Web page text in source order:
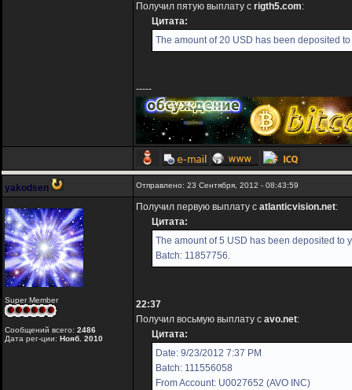
Получил пятую выплату с rigth5.com:
Цитата:
The amount of 20 USD has been deposited
-----
yakodsen Отправлено: 23 Сентября, 2012 - 08:43:59
Super Member
Сообщений всего: 2486
Дата рег-ции: Нояб. 2010
Получил первую выплату с atlanticvision.net:
Цитата:
The amount of 5 USD has been deposited to
Batch: 11857756.
22:37
Получил восьмую выплату с avo.net:
Цитата:
Date: 9/23/2012 7:37 PM
Batch: 111556058
From Account: U0027652 (AVO INC)